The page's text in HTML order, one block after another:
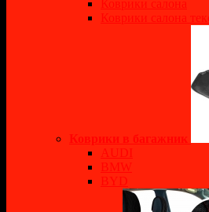
Коврики салона
Коврики салона
Коврики в багажник
AUDI
BMW
BYD